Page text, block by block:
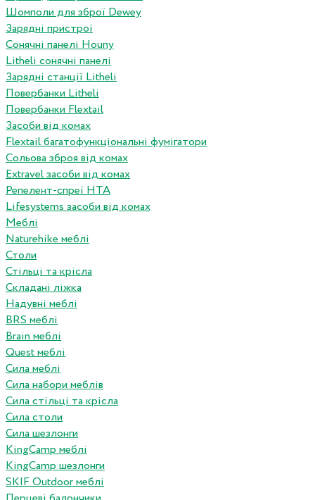
Шомполи для зброї Dewey
Зарядні пристрої
Сонячні панелі Houny
Litheli сонячні панелі
Зарядні станції Litheli
Повербанки Litheli
Повербанки Flextail
Засоби від комах
Flextail багатофункціональні фумігатори
Сольова зброя від комах
Extravel засоби від комах
Репелент-спреї HTA
Lifesystems засоби від комах
Меблі
Naturehike меблі
Столи
Стільці та крісла
Складані ліжка
Надувні меблі
BRS меблі
Brain меблі
Quest меблі
Сила меблі
Сила набори меблів
Сила стільці та крісла
Сила столи
Сила шезлонги
KingCamp меблі
KingCamp шезлонги
SKIF Outdoor меблі